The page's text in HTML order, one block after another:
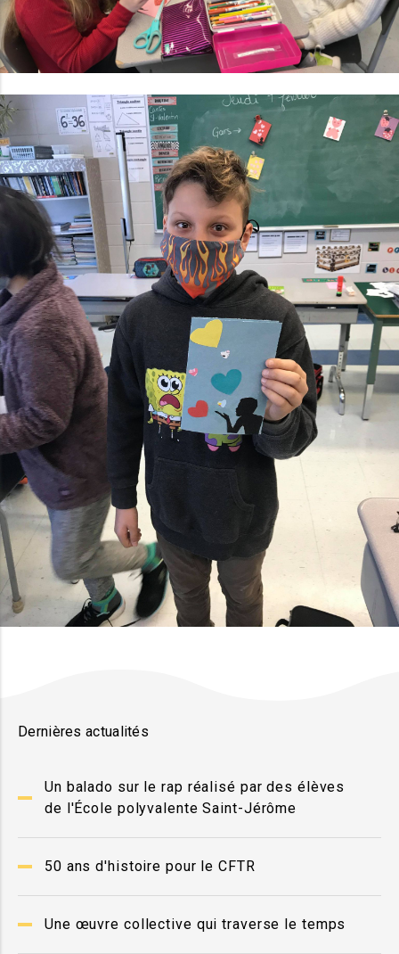
Dernières actualités
Un balado sur le rap réalisé par des élèves
de l'École polyvalente Saint-Jérôme
50 ans d'histoire pour le CFTR
Une œuvre collective qui traverse le temps